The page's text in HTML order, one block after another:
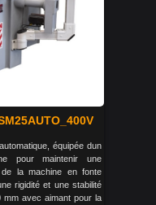
équipée dun
pour maintenir une
de la machine en fonte
rigidité et une stabilité
mm avec aimant pour la